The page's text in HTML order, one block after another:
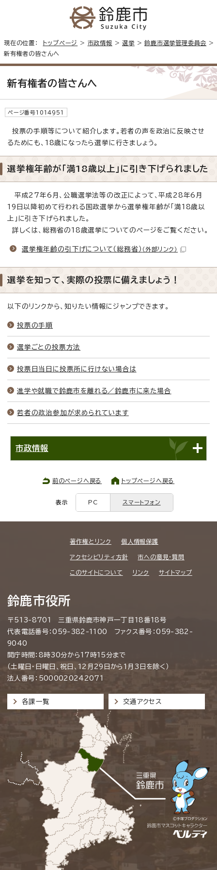
現在の位置： トップページ > 市政情報 >選挙 >鈴鹿市選挙管理委員会 >
新有権者の皆さんへ
新有権者の皆さんへ
ページ番号1014951
投票の手順等について紹介します。若者の声を政治に反映させ
るためにも、18歳になったら選挙に行きましょう。
選挙権年齢が「満18歳以上」に引き下げられました
平成27年6月、公職選挙法等の改正によって、平成28年6月
19日以降初めて行われる国政選挙から選挙権年齢が「満18歳以
上」に引き下げられました。
詳しくは、総務省の18歳選挙についてのページをご覧ください。
選挙権年齢の引下げについて（総務省） （外部リンク）
選挙を知って、実際の投票に備えましょう！
以下のリンクから、知りたい情報にジャンプできます。
投票の手順
選挙ごとの投票方法
投票日当日に投票所に行けない場合は
進学や就職で鈴鹿市を離れる／鈴鹿市に来た場合
若者の政治参加が求められています
市政情報
前のページへ戻る トップページへ戻る
表示 PC スマートフォン
著作権とリンク 個人情報保護
アクセシビリティ方針 市への意見・質問
このサイトについて リンク サイトマップ
鈴鹿市役所
〒513-8701 三重県鈴鹿市神戸一丁目18番18号
代表電話番号：059-382-1100 ファクス番号：059-382-
9040
開庁時間：8時30分から17時15分まで
（土曜日・日曜日、祝日、12月29日から1月3日を除く）
法人番号：5000020242071
各課一覧 交通アクセス